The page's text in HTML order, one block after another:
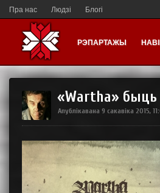
Пра нас Людзі Блогі
РЭПАРТАЖЫ
«Wartha»
Апублікавана 9 сакавіка 2015,